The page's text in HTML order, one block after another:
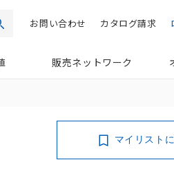
検索 カタログ請求
お問い合わせ
販売ネットワーク
マイリスト